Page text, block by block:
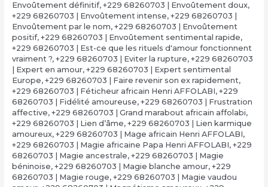
Envoûtement définitif, +229 68260703 | Envoûtement doux,
+229 68260703 | Envoûtement intense, +229 68260703 |
Envoûtement par le nom, +229 68260703 | Envoûtement
positif, +229 68260703 | Envoûtement sentimental rapide,
+229 68260703 | Est-ce que les rituels d'amour fonctionnent
vraiment ?, +229 68260703 | Eviter la rupture, +229 68260703
| Expert en amour, +229 68260703 | Expert sentimental
Europe, +229 68260703 | Faire revenir son ex rapidement,
+229 68260703 | Féticheur africain Henri AFFOLABI, +229
68260703 | Fidélité amoureuse, +229 68260703 | Frustration
affective, +229 68260703 | Grand marabout africain affolabi,
+229 68260703 | Lien d’âme, +229 68260703 | Lien karmique
amoureux, +229 68260703 | Mage africain Henri AFFOLABI,
+229 68260703 | Magie africaine Papa Henri AFFOLABI, +229
68260703 | Magie ancestrale, +229 68260703 | Magie
béninoise, +229 68260703 | Magie blanche amour, +229
68260703 | Magie rouge, +229 68260703 | Magie vaudou